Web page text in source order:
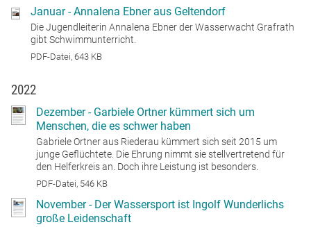
Januar - Annalena Ebner aus Geltendorf
Die Jugendleiterin Annalena Ebner der Wasserwacht Grafrath
gibt Schwimmunterricht.
PDF-Datei, 643 KB
2022
Dezember - Garbiele Ortner kümmert sich um
Menschen, die es schwer haben
Gabriele Ortner aus Riederau kümmert sich seit 2015 um
junge Geflüchtete. Die Ehrung nimmt sie stellvertretend für
den Helferkreis an. Doch ihre Leistung ist besonders.
PDF-Datei, 546 KB
November - Der Wassersport ist Ingolf Wunderlichs
große Leidenschaft